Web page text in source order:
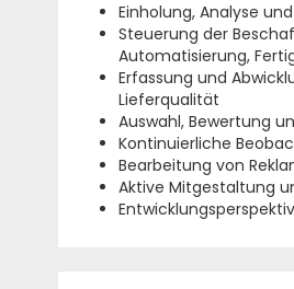
Einholung, Analyse
Steuerung der
Automatisierung,
Erfassung und
Lieferqualität
Auswahl, Bewertung
Kontinuierliche
Bearbeitung von
Aktive Mitgestaltung